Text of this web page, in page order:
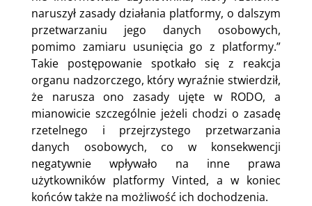
naruszył zasady działania platformy, o dalszym
przetwarzaniu jego danych osobowych,
pomimo zamiaru usunięcia go z platformy.”
Takie postępowanie spotkało się z reakcja
organu nadzorczego, który wyraźnie stwierdził,
że narusza ono zasady ujęte w RODO, a
mianowicie szczególnie jeżeli chodzi o zasadę
rzetelnego i przejrzystego przetwarzania
danych osobowych, co w konsekwencji
negatywnie wpływało na inne prawa
użytkowników platformy Vinted, a w koniec
końców także na możliwość ich dochodzenia.